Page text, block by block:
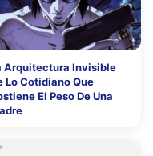
Arquitectura Invisible
Lo Cotidiano Que
El Peso De Una